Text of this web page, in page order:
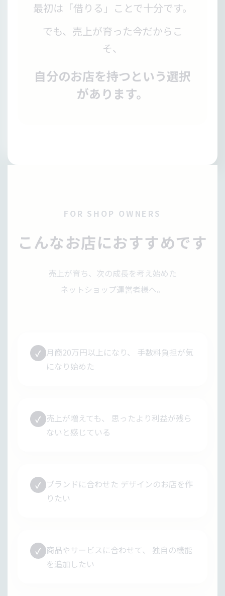
最初は「借りる」ことで十分です。
でも、売上が育った今だからこ
そ、
自分のお店を持つという選択
があります。
FOR SHOP OWNERS
こんなお店におすすめです
売上が育ち、次の成長を考え始めた
ネットショップ運営者様へ。
✓ 月商20万円以上になり、 手数料負担が気
になり始めた
✓ 売上が増えても、 思ったより利益が残ら
ないと感じている
✓ ブランドに合わせた デザインのお店を作
りたい
✓ 商品やサービスに合わせて、 独自の機能
を追加したい